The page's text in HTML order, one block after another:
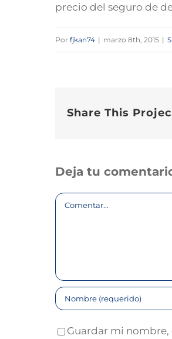
precio del seguro de
Porfjkan74 | marzo 8th, 2015 |
Share This
Deja tu
Comentar
Guardar mi nombre,